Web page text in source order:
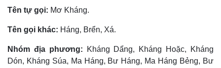
Tên tự gọi: Mơ Kháng.
Tên gọi khác: Háng, Brển, Xá.
Nhóm địa phương:
Kháng Dẩng, Kháng Hoặc, Kháng
Dón, Kháng Súa, Ma Háng, Bư Háng, Ma Háng Bẻng, Bư